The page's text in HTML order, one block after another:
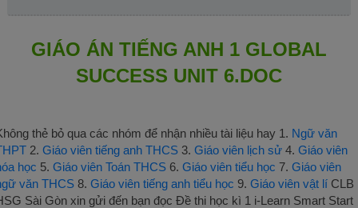
GIÁO ÁN TIẾNG ANH 1 GLOBAL
SUCCESS UNIT 6.DOC
thẻ bỏ qua các nhóm để nhận nhiều tài liệu hay 1. Ngữ văn
2. Giáo viên tiếng anh THCS3. Giáo viên lịch sử4. Giáo viên
học 5. Giáo viên Toán THCS6. Giáo viên tiểu học 7. Giáo viên
văn THCS8. Giáo viên tiếng anh tiểu học 9. Giáo viên vật líCLB
Sài Gòn xin gửi đến bạn đọc Đề thi học kì 1 i-Learn Smart Start